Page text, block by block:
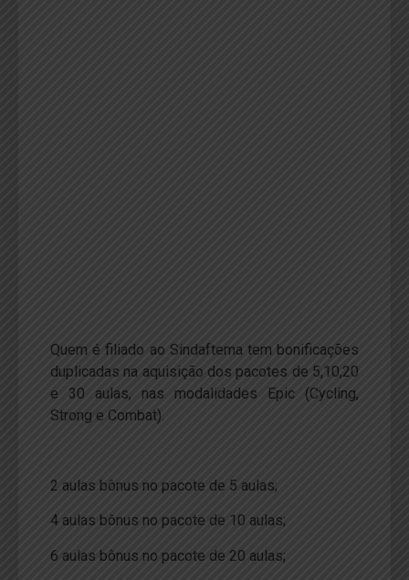
Quem é filiado ao Sindaftema tem bonificações
duplicadas na aquisição dos pacotes de 5,10,20
e 30 aulas, nas modalidades Epic (Cycling,
Strong e Combat).
2 aulas bônus no pacote de 5 aulas;
4 aulas bônus no pacote de 10 aulas;
6 aulas bônus no pacote de 20 aulas;